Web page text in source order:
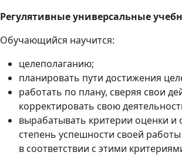
Регулятивные универсальные
Обучающийся научится:
целеполаганию;
планировать пути достижения
работать по плану, сверяя свои
корректировать свою
вырабатывать критерии оценки и
степень успешности своей
в соответствии с этими